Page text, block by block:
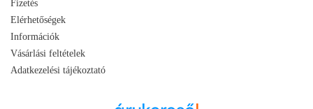
Fizetés
Elérhetőségek
Információk
Vásárlási feltételek
Adatkezelési tájékoztató